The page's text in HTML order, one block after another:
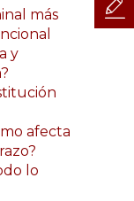
más
y
afecta
lo